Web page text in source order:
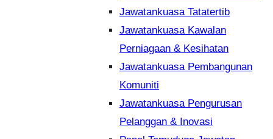
Jawatankuasa Tatatertib
Jawatankuasa Kawalan
Perniagaan & Kesihatan
Jawatankuasa Pembangunan
Komuniti
Jawatankuasa Pengurusan
Pelanggan & Inovasi